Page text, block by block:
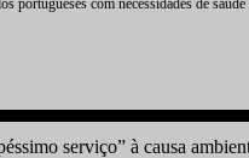
portugueses com necessidades de
serviço” à causa